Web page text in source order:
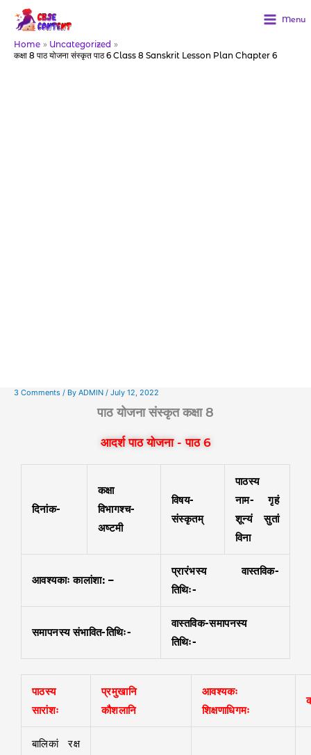
content
Menu
Home
Uncategorized
कक्षा 8 पाठ योजना संस्कृत पाठ 6 Class 8 Sanskrit Lesson Plan Chapter 6
3 Comments / By ADMIN / July 12, 2022
पाठ योजना संस्कृत कक्षा 8
आदर्श पाठ योजना - पाठ 6
दिनांक-
कक्षा
विभागश्च-
अष्टमी
विषय-
संस्कृतम्
पाठस्य
नाम-
गृहं
शून्यं सुतां
विना
आवश्यकाः कालांशा: –
प्रारंभस्य वास्तविक-
तिथिः-
समापनस्य संभावित-तिथिः-
वास्तविक-समापनस्य
तिथिः-
पाठस्य
सारांशः
प्रमुखानि
कौशलानि
आवश्यकः
शिक्षणाधिगमः
बालिकां रक्ष